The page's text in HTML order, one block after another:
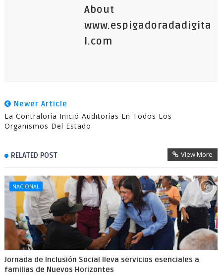
About
www.espigadoradadigita
l.com
Newer Article
La Contraloría Inició Auditorías En Todos Los
Organismos Del Estado
RELATED POST View More
NACIONAL
Jornada de Inclusión Social lleva servicios esenciales a
familias de Nuevos Horizontes